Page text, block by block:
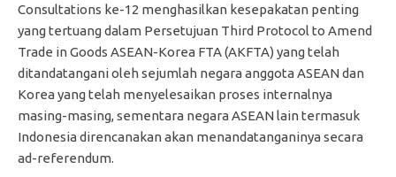
Consultations ke-12 menghasilkan kesepakatan penting
yang tertuang dalam Persetujuan Third Protocol to Amend
Trade in Goods ASEAN-Korea FTA (AKFTA) yang telah
ditandatangani oleh sejumlah negara anggota ASEAN dan
Korea yang telah menyelesaikan proses internalnya
masing-masing, sementara negara ASEAN lain termasuk
Indonesia direncanakan akan menandatanganinya secara
ad-referendum.